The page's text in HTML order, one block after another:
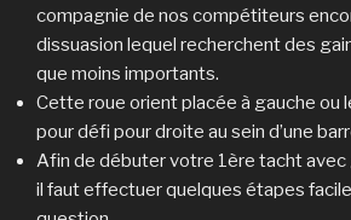
compagnie de nos compétiteurs
dissuasion lequel recherchent des
que moins importants.
Cette roue orient placée à gauche ou
pour défi pour droite au sein d’une
Afin de débuter votre 1ère tacht avec
il faut effectuer quelques étapes